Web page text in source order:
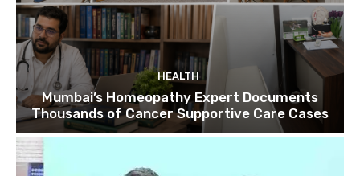
HEALTH
Mumbai’s Homeopathy Expert Documents
Thousands of Cancer Supportive Care Cases